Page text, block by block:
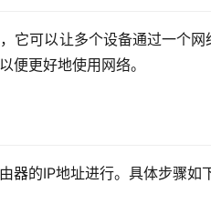
它可以让多个设备通过一个
便更好地使用网络。
器的IP地址进行。具体步骤如下